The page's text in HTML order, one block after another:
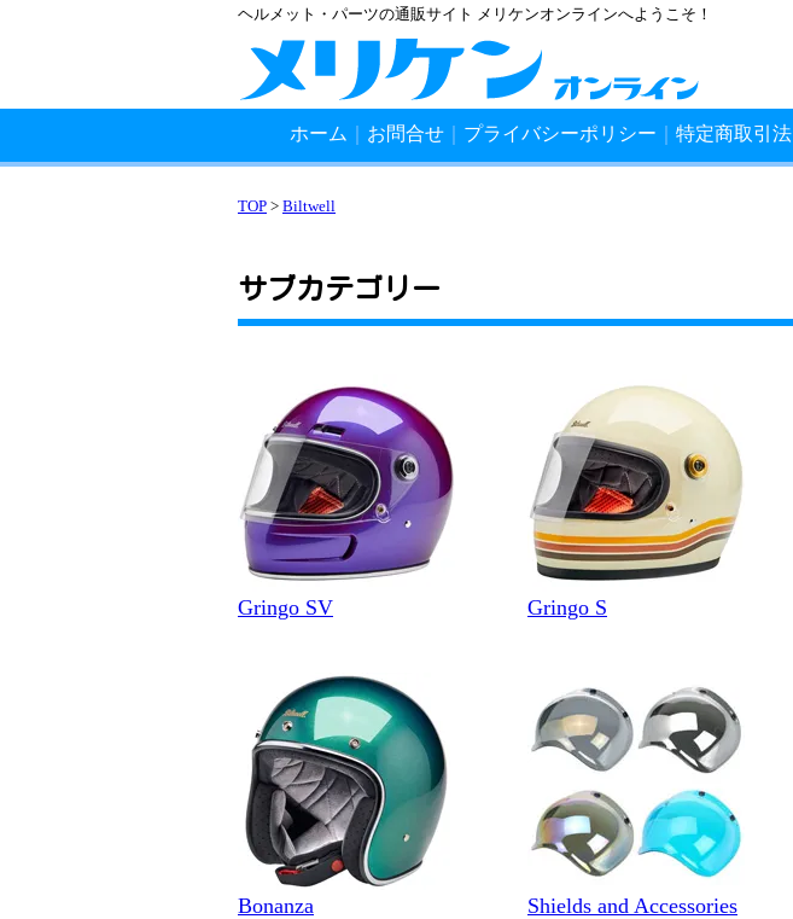
ヘルメット・パーツの通販サイト メリケンオンラインへようこそ！
ホーム お問合せ プライバシーポリシー 特定商取引法
TOP > Biltwell
サブカテゴリー
Gringo SV Gringo S
Bonanza Shields and Accessories